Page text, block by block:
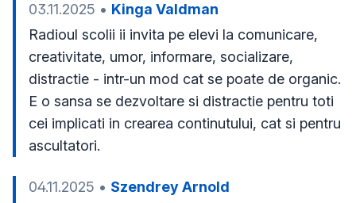
03.11.2025 • Kinga Valdman
Radioul scolii ii invita pe elevi la comunicare,
creativitate, umor, informare, socializare,
distractie - intr-un mod cat se poate de organic.
E o sansa se dezvoltare si distractie pentru toti
cei implicati in crearea continutului, cat si pentru
ascultatori.
04.11.2025 • Szendrey Arnold